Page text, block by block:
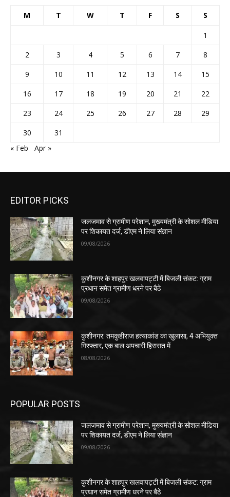
M T W T F S S
1
2
3 4 5 6 7
8
9
10 11 12 13 14
15
16
17 18 19 20 21
22
23
24 25 26 27 28
29
30
31
« Feb
Apr »
EDITOR PICKS
जलजमाव से ग्रामीण परेशान, मुख्यमंत्री के सोशल मीडिया
पर शिकायत दर्ज, डीएम ने लिया संज्ञान
09/08/2026
कुशीनगर के शाहपुर खलवापट्टी में बिजली संकट: ग्राम
प्रधान समेत ग्रामीण धरने पर बैठे
09/08/2026
कुशीनगर: तमकुहीराज हत्याकांड का खुलासा, 4 अभियुक्त
गिरफ्तार, एक बाल अपचारी हिरासत में
08/08/2026
POPULAR POSTS
जलजमाव से ग्रामीण परेशान, मुख्यमंत्री के सोशल मीडिया
पर शिकायत दर्ज, डीएम ने लिया संज्ञान
09/08/2026
कुशीनगर के शाहपुर खलवापट्टी में बिजली संकट: ग्राम
प्रधान समेत ग्रामीण धरने पर बैठे